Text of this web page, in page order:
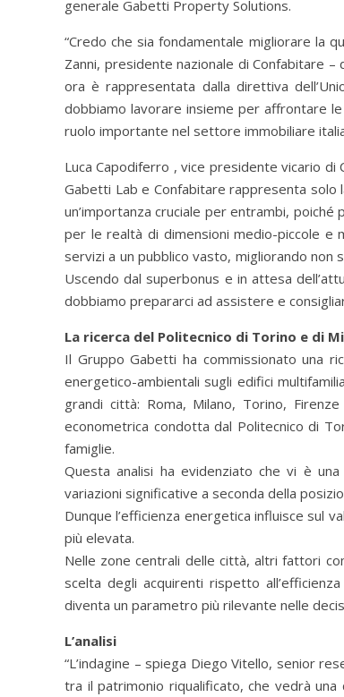
generale Gabetti Property Solutions.
“Credo che sia fondamentale migliorare la
Zanni, presidente nazionale di Confabitare
ora è rappresentata dalla direttiva
dobbiamo lavorare insieme per affrontare
ruolo importante nel settore immobiliare
Luca Capodiferro , vice presidente vicario
Gabetti Lab e Confabitare rappresenta solo
un’importanza cruciale per entrambi,
per le realtà di dimensioni medio-piccole e
servizi a un pubblico vasto, migliorando non
Uscendo dal superbonus e in attesa
dobbiamo prepararci ad assistere e
La ricerca del Politecnico di Torino e di
Il Gruppo Gabetti ha commissionato una
energetico-ambientali sugli edifici
grandi città: Roma, Milano, Torino,
econometrica condotta dal Politecnico di
famiglie.
Questa analisi ha evidenziato che vi è
variazioni significative a seconda della
Dunque l’efficienza energetica influisce sul
più elevata.
Nelle zone centrali delle città, altri fattori
scelta degli acquirenti rispetto
diventa un parametro più rilevante nelle
L’analisi
“L’indagine – spiega Diego Vitello, senior
tra il patrimonio riqualificato, che vedrà